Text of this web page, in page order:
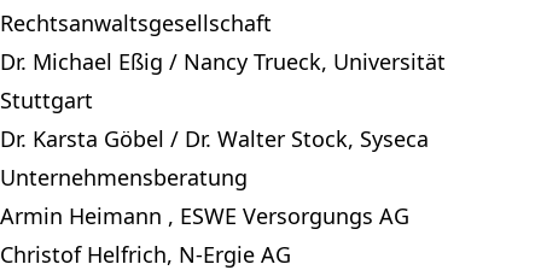
Rechtsanwaltsgesellschaft
Dr. Michael Eßig / Nancy Trueck, Universität
Stuttgart
Dr. Karsta Göbel / Dr. Walter Stock, Syseca
Unternehmensberatung
Armin Heimann , ESWE Versorgungs AG
Christof Helfrich, N-Ergie AG